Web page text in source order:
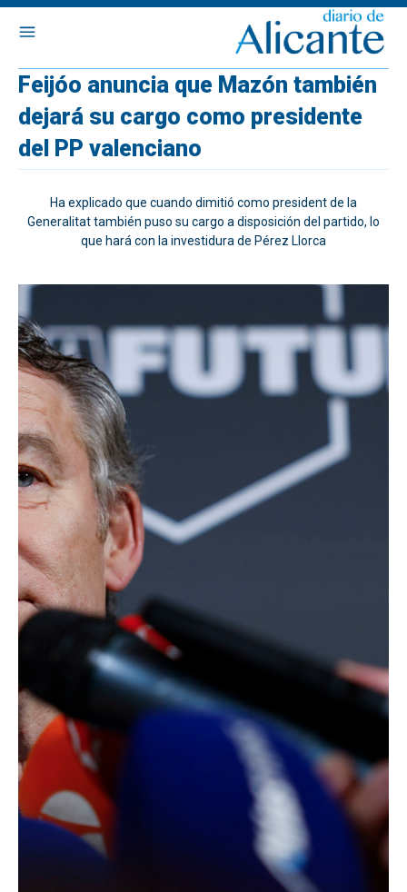
Feijóo anuncia que Mazón también
dejará su cargo como presidente
del PP valenciano
Ha explicado que cuando dimitió como president de la
Generalitat también puso su cargo a disposición del partido, lo
que hará con la investidura de Pérez Llorca